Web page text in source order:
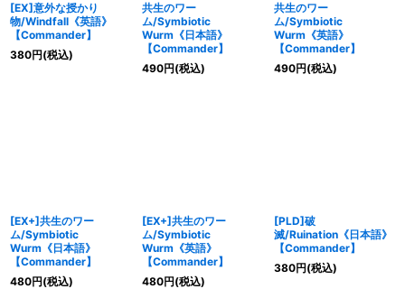
[EX]意外な授かり
物/Windfall《英語》
【Commander】
380円(税込)
共生のワー
ム/Symbiotic
Wurm《日本語》
【Commander】
490円(税込)
共生のワー
ム/Symbiotic
Wurm《英語》
【Commander】
490円(税込)
[EX+]共生のワー
ム/Symbiotic
Wurm《日本語》
【Commander】
480円(税込)
[EX+]共生のワー
ム/Symbiotic
Wurm《英語》
【Commander】
480円(税込)
[PLD]破
滅/Ruination《日本語》
【Commander】
380円(税込)